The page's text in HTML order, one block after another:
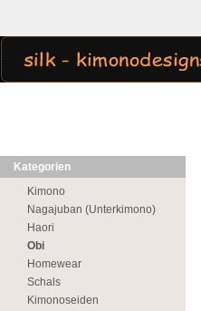
Kategorien
Kimono
Nagajuban (Unterkimono)
Haori
Obi
Homewear
Schals
Kimonoseiden